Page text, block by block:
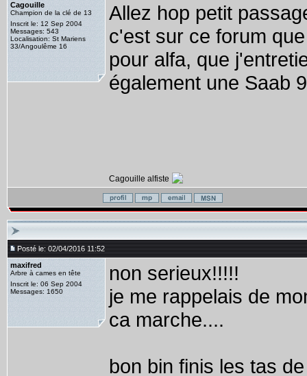
Cagouille
Champion de la clé de 13
Inscrit le: 12 Sep 2004
Messages: 543
Localisation: St Mariens
33/Angoulême 16
Allez hop petit
c'est sur ce forum
pour alfa, que
également une Saab
Cagouille alfiste
Posté le: 02/04/2016 11:52
maxifred
Arbre à cames en tête
Inscrit le: 06 Sep 2004
Messages: 1650
non serieux!!!!!
je me rappelais de
ca marche....
bon bin finis les tas